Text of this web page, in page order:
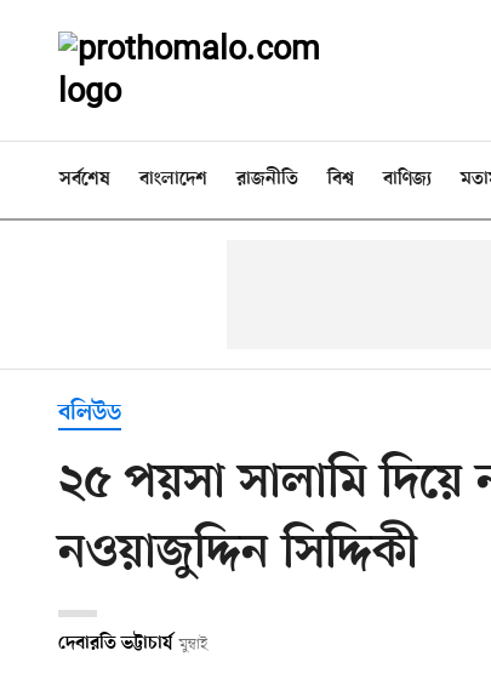
সর্বশেষ বাংলাদেশ রাজনীতি বিশ্ব বাণিজ্য
বলিউড
২৫ পয়সা সালামি
নওয়াজুদ্দিন সিদ্দিকী
দেবারতি ভট্টাচার্য মুম্বাই